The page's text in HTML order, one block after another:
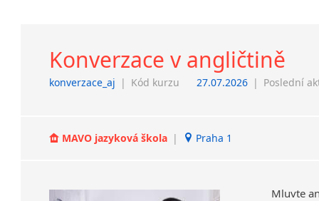
Konverzace v angličtině
konverzace_aj | Kód kurzu 27.07.2026 | Poslední
MAVO jazyková škola | Praha 1
Mluvte